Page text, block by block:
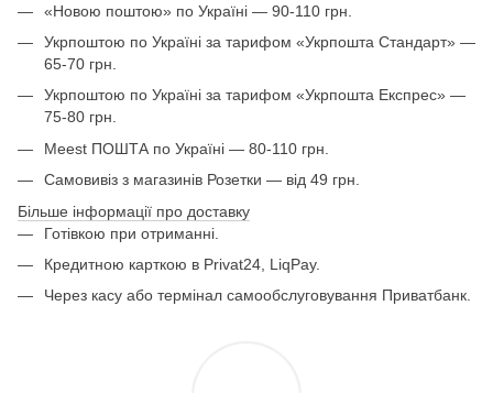
«Новою поштою» по Україні — 90-110 грн.
Укрпоштою по Україні за тарифом «Укрпошта Стандарт» —
65-70 грн.
Укрпоштою по Україні за тарифом «Укрпошта Експрес» —
75-80 грн.
Meest ПОШТА по Україні — 80-110 грн.
Самовивіз з магазинів Розетки — від 49 грн.
Більше інформації про доставку
Готівкою при отриманні.
Кредитною карткою в Privat24, LiqPay.
Через касу або термінал самообслуговування Приватбанк.